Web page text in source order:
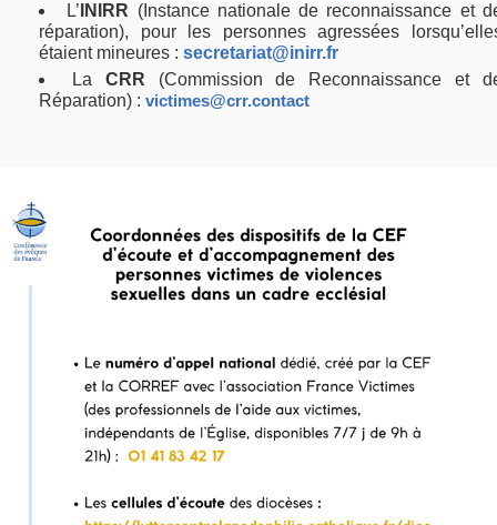
L’ INIRR (Instance nationale de reconnaissance et
réparation), pour les personnes agressées
étaient mineures : secretariat@inirr.fr
La CRR (Commission de Reconnaissance et
Réparation) : victimes@crr.contact